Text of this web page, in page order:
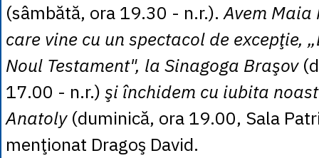
(sâmbătă, ora 19.30 - n.r.). Avem Maia
care vine cu un spectacol de excepţie,
Noul Testament", la Sinagoga Braşov
17.00 - n.r.) şi închidem cu iubita
Anatoly (duminică, ora 19.00, Sala
menţionat Dragoş David.